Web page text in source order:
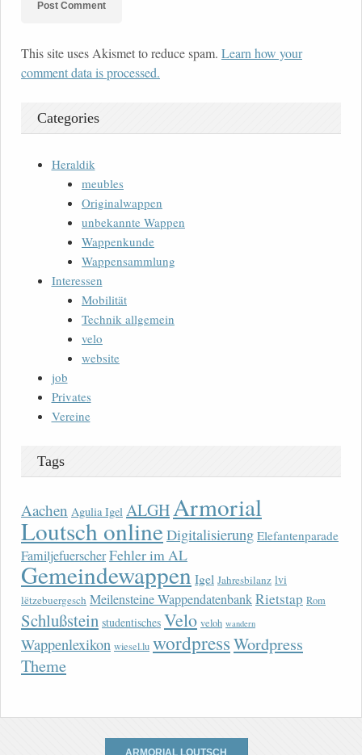
This site uses Akismet to reduce spam. Learn how your
comment data is processed.
Categories
Heraldik
meubles
Originalwappen
unbekannte Wappen
Wappenkunde
Wappensammlung
Interessen
Mobilität
Technik allgemein
velo
website
job
Privates
Vereine
Tags
Aachen Agulia Igel ALGH Armorial
Loutsch onlineDigitalisierung Elefantenparade
FamiljefuerscherFehler im AL
Gemeindewappen Igel Jahresbilanz lvi
lëtzebuergesch Meilensteine WappendatenbankRietstap Rom
Schlußstein studentisches Velo veloh wandern
Wappenlexikon wiesel.lu wordpressWordpress
Theme
ARMORIAL LOUTSCH